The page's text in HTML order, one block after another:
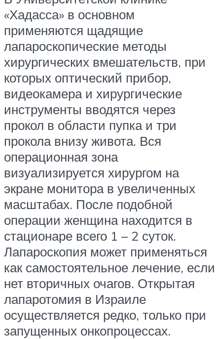
«Хадасса» в основном
применяются щадящие
лапароскопические методы
хирургических вмешательств, при
которых оптический прибор,
видеокамера и хирургические
инструменты вводятся через
прокол в области пупка и три
прокола внизу живота. Вся
операционная зона
визуализируется хирургом на
экране монитора в увеличенных
масштабах. После подобной
операции женщина находится в
стационаре всего 1 – 2 суток.
Лапароскопия может применяться
как самостоятельное лечение, если
нет вторичных очагов. Открытая
лапаротомия в Израиле
осуществляется редко, только при
запущенных онкопроцессах.